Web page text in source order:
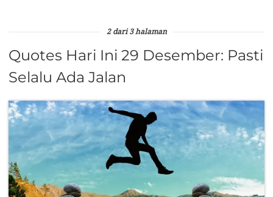
2 dari 3 halaman
Quotes Hari Ini 29 Desember: Pasti
Selalu Ada Jalan